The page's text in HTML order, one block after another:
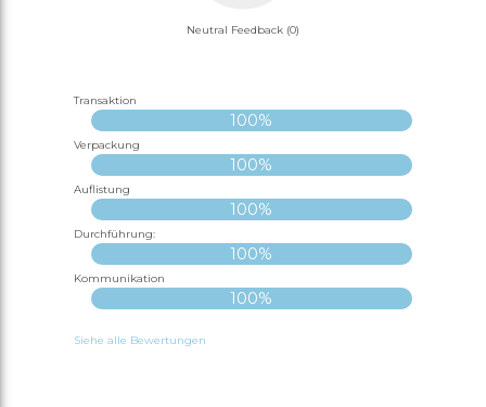
Neutral Feedback (0)
Transaktion
100%
Verpackung
100%
Auflistung
100%
Durchführung:
100%
Kommunikation
100%
Siehe alle Bewertungen